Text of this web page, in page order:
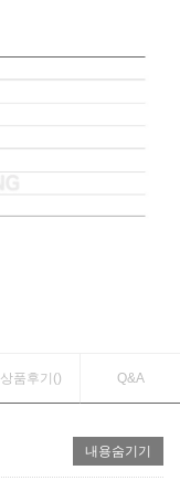
상품후기() Q&A
내용숨기기